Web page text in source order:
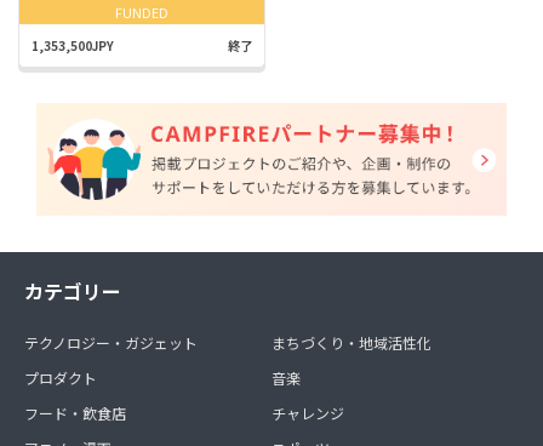
FUNDED
1,353,500JPY 終了
カテゴリー
テクノロジー・ガジェット
プロダクト
フード・飲食店
まちづくり・地域活性化
音楽
チャレンジ